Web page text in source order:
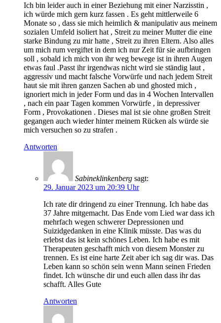
Ich bin leider auch in einer Beziehung mit einer Narzisstin ,
ich würde mich gern kurz fassen . Es geht mittlerweile 6
Monate so , dass sie mich heimlich & manipulativ aus meinem
sozialen Umfeld isoliert hat , Streit zu meiner Mutter die eine
starke Bindung zu mir hatte , Streit zu ihren Eltern. Also alles
um mich rum vergiftet in dem ich nur Zeit für sie aufbringen
soll , sobald ich mich von ihr weg bewege ist in ihren Augen
etwas faul .Passt ihr irgendwas nicht wird sie ständig laut ,
aggressiv und macht falsche Vorwürfe und nach jedem Streit
haut sie mit ihren ganzen Sachen ab und ghosted mich ,
ignoriert mich in jeder Form und das in 4 Wochen Intervallen
, nach ein paar Tagen kommen Vorwürfe , in depressiver
Form , Provokationen . Dieses mal ist sie ohne großen Streit
gegangen auch wieder hinter meinem Rücken als würde sie
mich versuchen so zu strafen .
Antworten
Sabineklinkenberg sagt:
29. Januar 2023 um 20:39 Uhr
Ich rate dir dringend zu einer Trennung. Ich habe das
37 Jahre mitgemacht. Das Ende vom Lied war dass ich
mehrfach wegen schwerer Depressionen und
Suizidgedanken in eine Klinik müsste. Das was du
erlebst das ist kein schönes Leben. Ich habe es mit
Therapeuten geschafft mich von diesem Monster zu
trennen. Es ist eine harte Zeit aber ich sag dir was. Das
Leben kann so schön sein wenn Mann seinen Frieden
findet. Ich wünsche dir und euch allen dass ihr das
schafft. Alles Gute
Antworten